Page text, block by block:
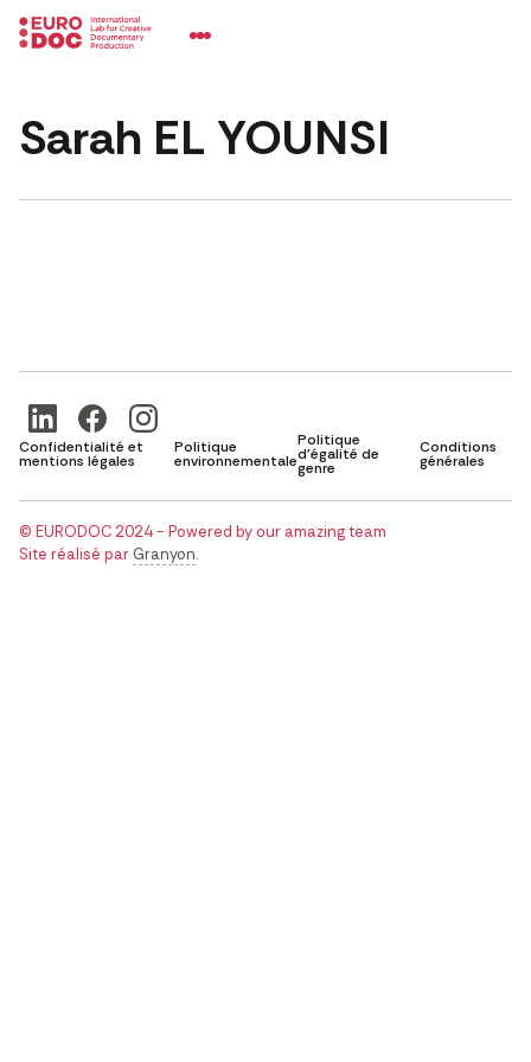
Sarah EL YOUNSI
Confidentialité et
mentions légales
Politique
environnementale
Politique
d'égalité de
genre
Conditions
générales
© EURODOC 2024 - Powered by our amazing team
Site réalisé par Granyon.